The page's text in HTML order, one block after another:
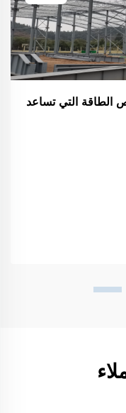
الطاقة التي تساعد